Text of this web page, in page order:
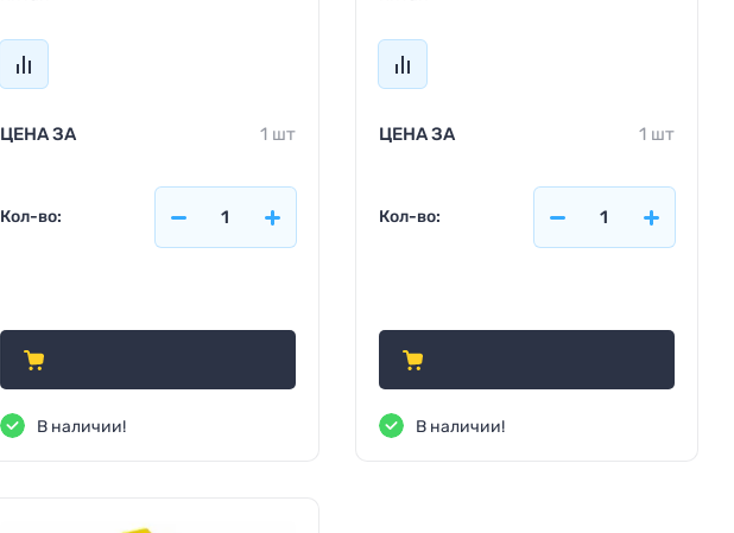
ЦЕНА ЗА 1 шт
Кол-во:
В наличии!
ЦЕНА ЗА 1 шт
Кол-во:
В наличии!